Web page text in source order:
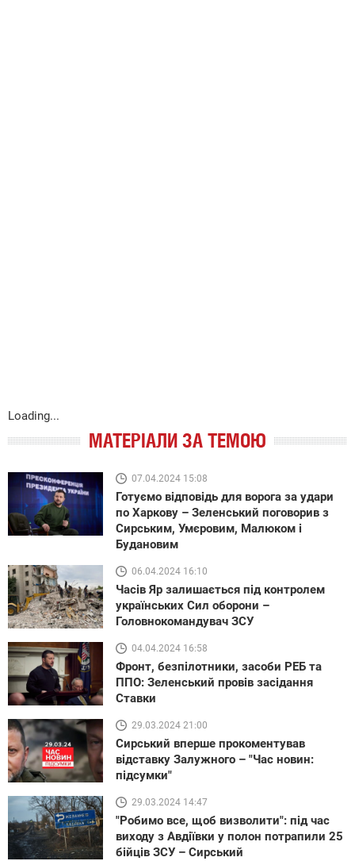
Loading...
МАТЕРІАЛИ ЗА ТЕМОЮ
07.04.2024 15:08
Готуємо відповідь для ворога за удари
по Харкову – Зеленський поговорив з
Сирським, Умєровим, Малюком і
Будановим
06.04.2024 16:10
Часів Яр залишається під контролем
українських Сил оборони –
Головнокомандувач ЗСУ
04.04.2024 16:58
Фронт, безпілотники, засоби РЕБ та
ППО: Зеленський провів засідання
Ставки
29.03.2024 21:00
Сирський вперше прокоментував
відставку Залужного – "Час новин:
підсумки"
29.03.2024 14:47
"Робимо все, щоб визволити": під час
виходу з Авдіївки у полон потрапили 25
бійців ЗСУ – Сирський